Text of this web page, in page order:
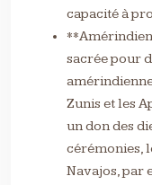
capacité à
sacrée pour
Zunis et les
un don des
cérémonies,
Navajos, par